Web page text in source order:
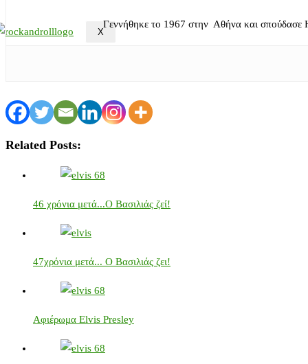
X
Γεννήθηκε το 1967 στην Αθήνα και σπούδασε
Related Posts:
46 χρόνια μετά...Ο Βασιλιάς ζεί!
47χρόνια μετά... Ο Βασιλιάς ζει!
Αφιέρωμα Elvis Presley